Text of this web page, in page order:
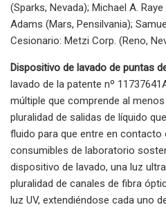
(Sparks, Nevada); Michael A.
Adams (Mars, Pensilvania);
Cesionario: Metzi Corp. (Reno,
Dispositivo de lavado de puntas
lavado de la patente nº
múltiple que comprende al
pluralidad de salidas de líquido
fluido para que entre en contacto
consumibles de laboratorio
dispositivo de lavado, una luz
pluralidad de canales de fibra
luz UV, extendiéndose cada uno